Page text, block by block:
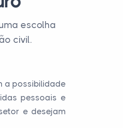
escolha
civil.
a possibilidade
pessoais e
e desejam